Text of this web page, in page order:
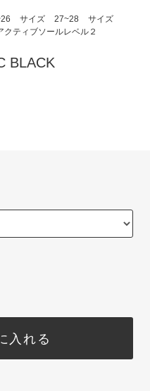
サイズ 27~28
サイズ
クティブソールレベル２
BLACK
入れる